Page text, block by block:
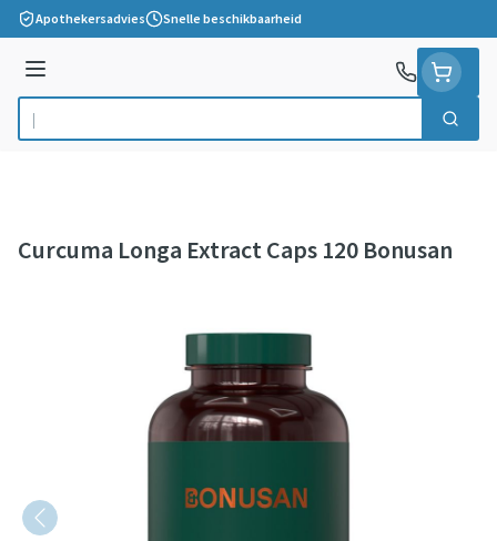
Ga naar de inhoud
Apothekersadvies Snelle beschikbaarheid
Menu
Product, merk, categorie... Zoek
Curcuma Longa Extract Caps 120 Bonusan